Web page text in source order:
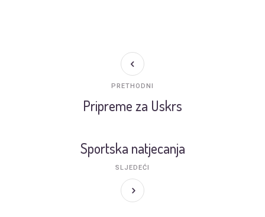
Pripreme za Uskrs
PRETHODNI
Sportska natjecanja
SLJEDEĆI